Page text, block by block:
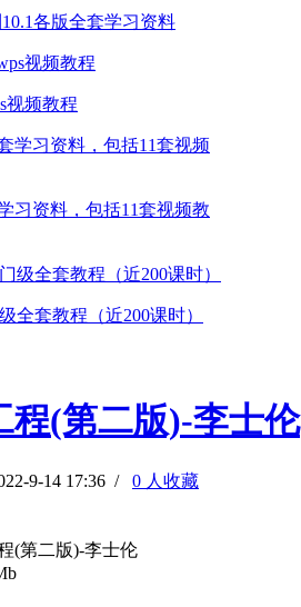
10.1各版全套学习资料
视频教程
习资料，包括11套视频教
全套教程（近200课时）
程(第二版)-李士伦
9-14 17:36 / 0 人收藏
(第二版)-李士伦